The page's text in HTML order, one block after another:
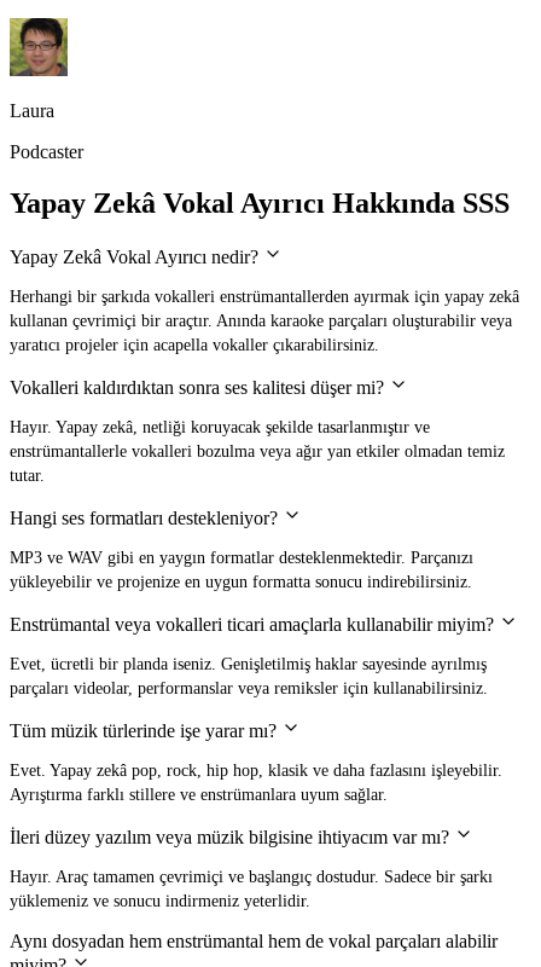
Laura
Podcaster
Yapay Zekâ Vokal Ayırıcı Hakkında SSS
Yapay Zekâ Vokal Ayırıcı nedir?
Herhangi bir şarkıda vokalleri enstrümantallerden ayırmak için yapay zekâ
kullanan çevrimiçi bir araçtır. Anında karaoke parçaları oluşturabilir veya
yaratıcı projeler için acapella vokaller çıkarabilirsiniz.
Vokalleri kaldırdıktan sonra ses kalitesi düşer mi?
Hayır. Yapay zekâ, netliği koruyacak şekilde tasarlanmıştır ve
enstrümantallerle vokalleri bozulma veya ağır yan etkiler olmadan temiz
tutar.
Hangi ses formatları destekleniyor?
MP3 ve WAV gibi en yaygın formatlar desteklenmektedir. Parçanızı
yükleyebilir ve projenize en uygun formatta sonucu indirebilirsiniz.
Enstrümantal veya vokalleri ticari amaçlarla kullanabilir miyim?
Evet, ücretli bir planda iseniz. Genişletilmiş haklar sayesinde ayrılmış
parçaları videolar, performanslar veya remiksler için kullanabilirsiniz.
Tüm müzik türlerinde işe yarar mı?
Evet. Yapay zekâ pop, rock, hip hop, klasik ve daha fazlasını işleyebilir.
Ayrıştırma farklı stillere ve enstrümanlara uyum sağlar.
İleri düzey yazılım veya müzik bilgisine ihtiyacım var mı?
Hayır. Araç tamamen çevrimiçi ve başlangıç dostudur. Sadece bir şarkı
yüklemeniz ve sonucu indirmeniz yeterlidir.
Aynı dosyadan hem enstrümantal hem de vokal parçaları alabilir